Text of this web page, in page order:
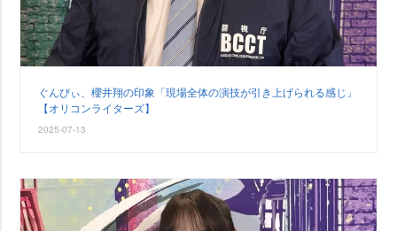
ぐんぴぃ、櫻井翔の印象「現場全体の演技が引き上げられる感じ」
【オリコンライターズ】
2025-07-13